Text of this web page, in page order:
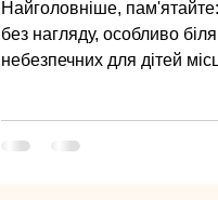
Найголовніше,
без нагляду, особливо
небезпечних для дітей